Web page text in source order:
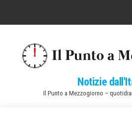
Notizie
Il Punto a Mezzogiorno –